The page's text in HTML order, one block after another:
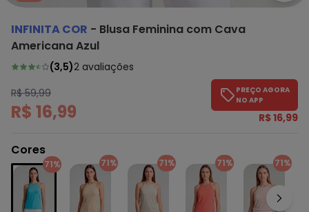
INFINITA COR - Blusa Feminina com Cava
Americana Azul
(3,5)2 avaliações
R$ 59,99
R$ 16,99
PREÇO AGORA
NO APP
R$ 16,99
Cores
71% 71% 71% 71% 71%